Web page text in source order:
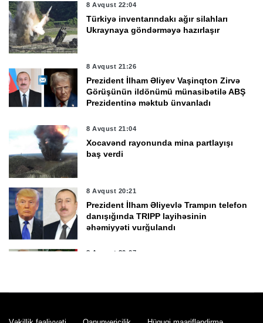
8 Avqust 22:04
Türkiyə inventarındakı ağır silahları
Ukraynaya göndərməyə hazırlaşır
8 Avqust 21:26
Prezident İlham Əliyev Vaşinqton Zirvə
Görüşünün ildönümü münasibətilə ABŞ
Prezidentinə məktub ünvanladı
8 Avqust 21:04
Xocavənd rayonunda mina partlayışı
baş verdi
8 Avqust 20:21
Prezident İlham Əliyevlə Trampın telefon
danışığında TRIPP layihəsinin
əhəmiyyəti vurğulandı
8 Avqust 20:07